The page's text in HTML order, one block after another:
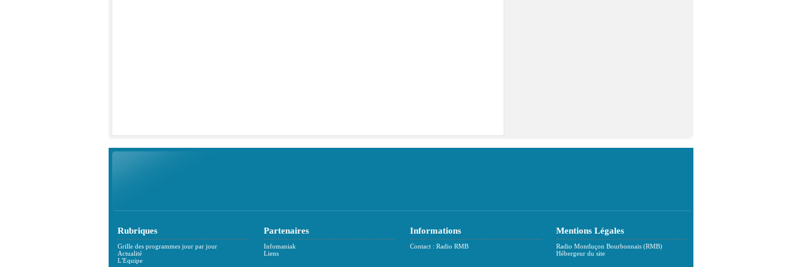
Rubriques
Grille des programmes jour par jour
Actualité
L'Equipe
Partenaires
Infomaniak
Liens
Informations
Contact : Radio RMB
Mentions Légales
Radio Montluçon Bourbonnais (RMB)
Hébergeur du site